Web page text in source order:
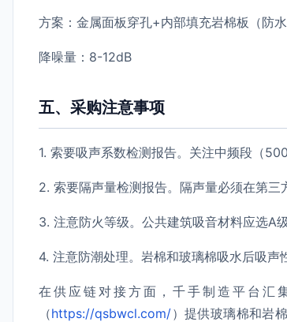
方案：金属面板穿孔+内部填充岩棉板（防
降噪量：8-12dB
五、采购注意事项
1. 索要吸声系数检测报告。关注中频段（
2. 索要隔声量检测报告。隔声量必须在第三
3. 注意防火等级。公共建筑吸音材料应选A级
4. 注意防潮处理。岩棉和玻璃棉吸水后吸声
在供应链对接方面，千手制造平台汇
（https://qsbwcl.com/）提供玻璃棉和岩